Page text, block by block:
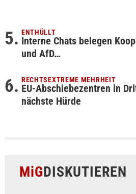
ENTHÜLLT
Interne Chats belegen
und AfD…
RECHTSEXTREME MEHRHEIT
EU-Abschiebezentren in
nächste Hürde
MiGDISKUTIEREN